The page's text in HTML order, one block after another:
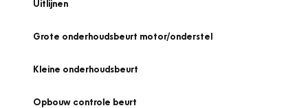
Uitlijnen
Grote onderhoudsbeurt motor/onderstel
Kleine onderhoudsbeurt
Opbouw controle beurt